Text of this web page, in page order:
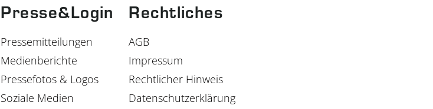
Presse&Login
Pressemitteilungen
Medienberichte
Pressefotos & Logos
Soziale Medien
Rechtliches
AGB
Impressum
Rechtlicher Hinweis
Datenschutzerklärung